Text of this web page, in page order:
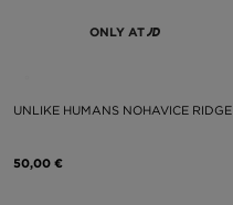
ONLY AT
UNLIKE HUMANS NOHAVICE RIDGE
50,00 €